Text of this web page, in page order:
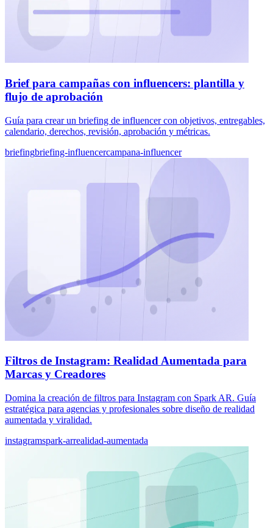
Brief para campañas con influencers: plantilla y
flujo de aprobación
Guía para crear un briefing de influencer con objetivos, entregables,
calendario, derechos, revisión, aprobación y métricas.
briefingbriefing-influencercampana-influencer
Filtros de Instagram: Realidad Aumentada para
Marcas y Creadores
Domina la creación de filtros para Instagram con Spark AR. Guía
estratégica para agencias y profesionales sobre diseño de realidad
aumentada y viralidad.
instagramspark-arrealidad-aumentada